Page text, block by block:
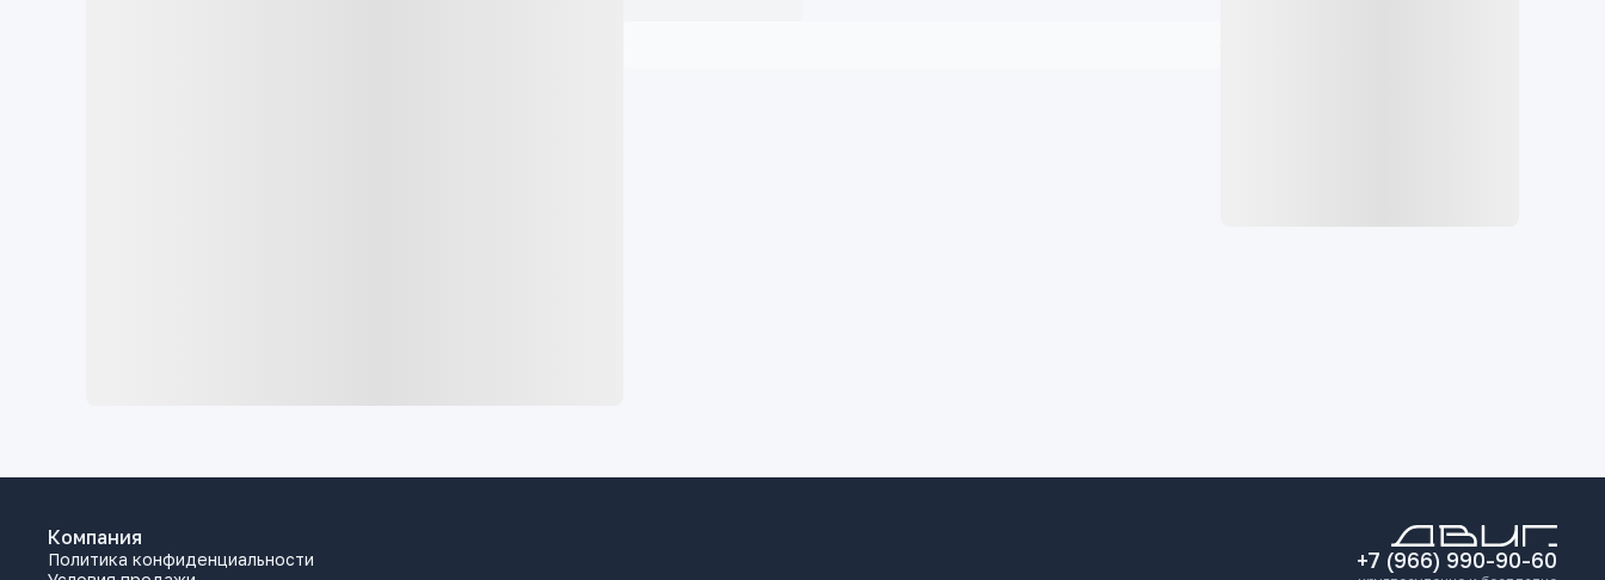
Компания
Политика конфиденциальности
+7 (966) 990-90-60